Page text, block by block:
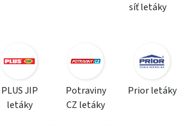
síť letáky
PLUS JIP
letáky
Potraviny
CZ letáky
Prior letáky